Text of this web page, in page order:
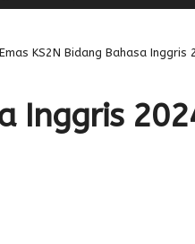
KS2N Bidang Bahasa Inggris
Inggris